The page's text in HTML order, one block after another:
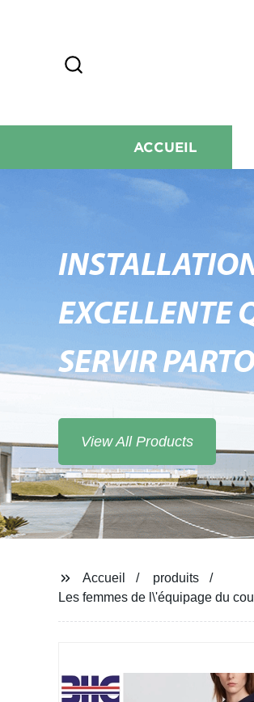
ACCUEIL
EXCELLENTE
SERVIR
View All Products
Accueil
produits
Les femmes de l\'équipage du